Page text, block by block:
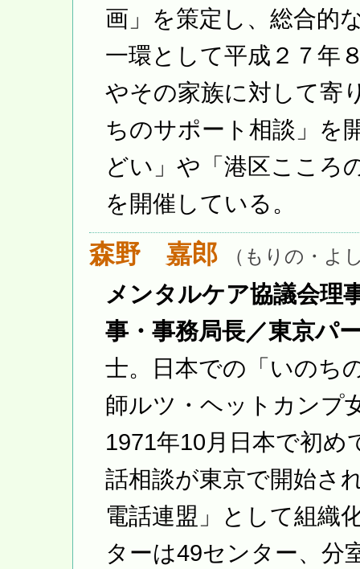
画」を策定し、総合的
一環として平成２７年
やその家族に対して寄
ちのサポート相談」を
どい」や「港区こころ
を開催している。
森野 嘉郎 （もりの・よ
メンタルケア協議会理
事・事務局長／東京パ
士。日本での「いのち
師ルツ・ヘットカンプ
1971年10月日本で初
話相談が東京で開始さ
電話連盟」として組織
ターは49センター、分